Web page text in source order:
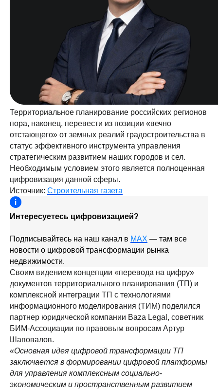
Территориальное планирование российских регионов
пора, наконец, перевести из позиции «вечно
отстающего» от земных реалий градостроительства в
статус эффективного инструмента управления
стратегическим развитием наших городов и сел.
Необходимым условием этого является полноценная
цифровизация данной сферы.
Источник: Строительная газета
Интересуетесь цифровизацией?
Подписывайтесь на наш канал в MAX — там все
новости о цифровой трансформации рынка
недвижимости.
Своим видением концепции «перевода на цифру»
документов территориального планирования (ТП) и
комплексной интеграции ТП с технологиями
информационного моделирования (ТИМ) поделился
партнер юридической компании Baza Legal, советник
БИМ-Ассоциации по правовым вопросам Артур
Шаповалов.
«Основная идея цифровой трансформации ТП
заключается в формировании цифровой платформы
для управления комплексным социально-
экономическим и пространственным развитием